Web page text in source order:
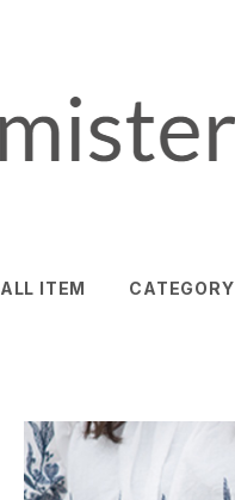
ALL ITEM CATEGORY